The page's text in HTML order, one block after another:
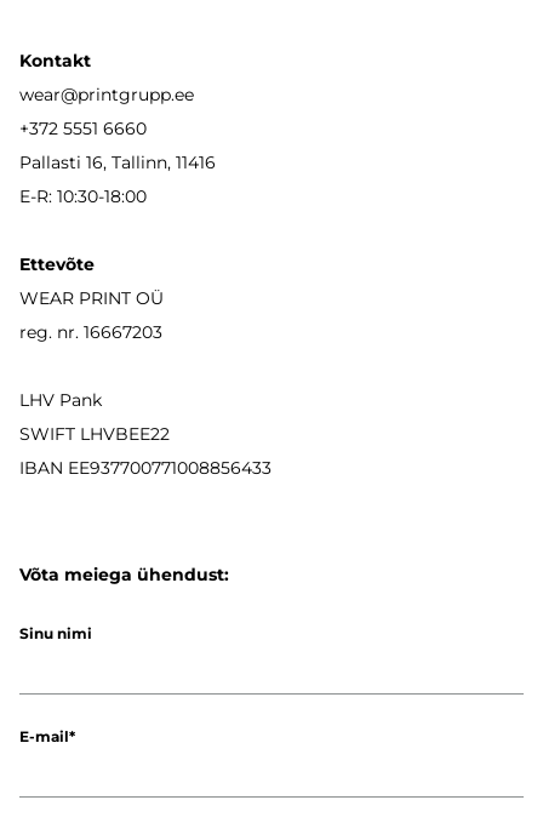
Kontakt
wear@printgrupp.ee
+372 5551 6660
Pallasti 16, Tallinn, 11416
E-R: 10:30-18:00
Ettevõte
WEAR PRINT OÜ
reg. nr. 16667203
LHV Pank
SWIFT LHVBEE22
IBAN EE937700771008856433
Võta meiega ühendust:
Sinu nimi
E-mail